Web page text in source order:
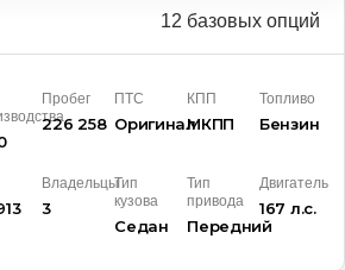
12 базовых опций
Пробег
226 258
ПТС
Оригинал
КПП
МКПП
Топливо
Бензин
Владельцы
3
Тип
кузова
Седан
Тип
привода
Передний
Двигатель
167 л.с.